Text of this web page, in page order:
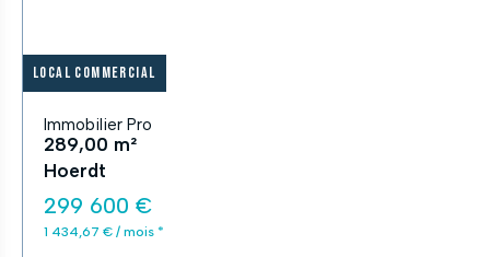
Local commercial
Immobilier Pro
289,00 m²
Hoerdt
299 600 €
1 434,67 € / mois *